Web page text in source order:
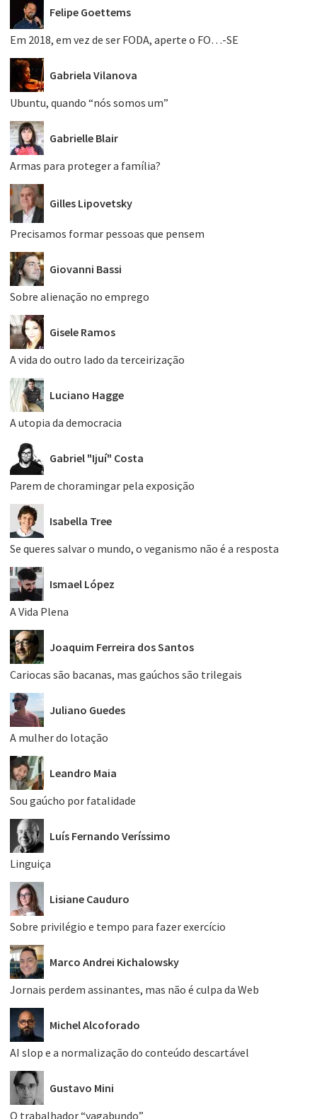
Felipe Goettems
Em 2018, em vez de ser FODA, aperte o FO…-SE
Gabriela Vilanova
Ubuntu, quando “nós somos um”
Gabrielle Blair
Armas para proteger a família?
Gilles Lipovetsky
Precisamos formar pessoas que pensem
Giovanni Bassi
Sobre alienação no emprego
Gisele Ramos
A vida do outro lado da terceirização
Luciano Hagge
A utopia da democracia
Gabriel "Ijuí" Costa
Parem de choramingar pela exposição
Isabella Tree
Se queres salvar o mundo, o veganismo não é a resposta
Ismael López
A Vida Plena
Joaquim Ferreira dos Santos
Cariocas são bacanas, mas gaúchos são trilegais
Juliano Guedes
A mulher do lotação
Leandro Maia
Sou gaúcho por fatalidade
Luís Fernando Veríssimo
Linguiça
Lisiane Cauduro
Sobre privilégio e tempo para fazer exercício
Marco Andrei Kichalowsky
Jornais perdem assinantes, mas não é culpa da Web
Michel Alcoforado
AI slop e a normalização do conteúdo descartável
Gustavo Mini
O trabalhador “vagabundo”